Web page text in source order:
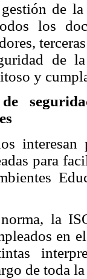
de
los
de
y
de
para
la
en
de toda